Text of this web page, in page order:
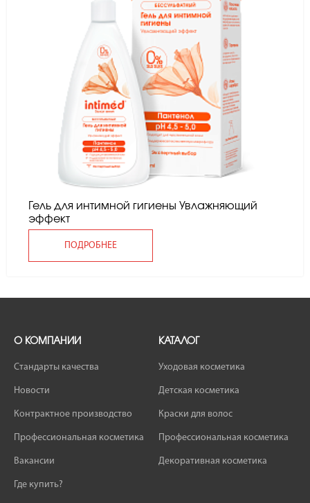
Гель для интимной гигиены Увлажняющий
эффект
ПОДРОБНЕЕ
О КОМПАНИИ
Стандарты качества
Новости
Контрактное производство
Профессиональная косметика
Вакансии
Где купить?
КАТАЛОГ
Уходовая косметика
Детская косметика
Краски для волос
Профессиональная косметика
Декоративная косметика